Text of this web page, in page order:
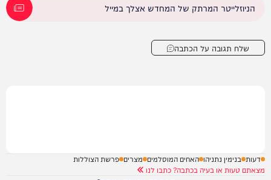
הניוזלייטר המרתק של המחדש אצלך במייל
שלח תגובה על הכתבה
דעות בנימין נתניהו האחים המוסלמים מצרים פרשת הצוללות
מצאתם טעות או בעיה בכתבה? כתבו לנו